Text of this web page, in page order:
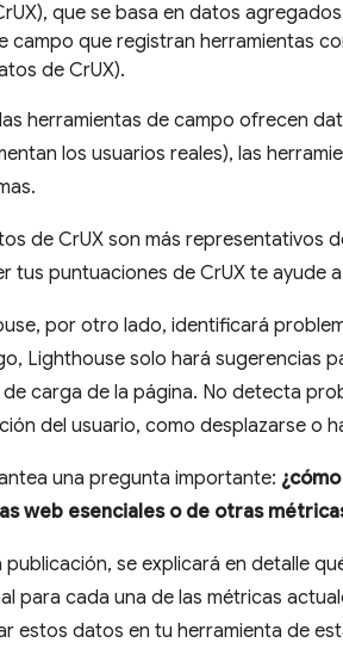
que se basa en datos
campo que registran herramientas
de CrUX).
herramientas de campo ofrecen
los usuarios reales), las
de CrUX son más representativos
tus puntuaciones de CrUX te ayude
por otro lado, identificará
Lighthouse solo hará sugerencias
carga de la página. No detecta
del usuario, como desplazarse o
una pregunta importante:
web esenciales o de otras
publicación, se explicará en detalle
para cada una de las métricas
estos datos en tu herramienta de